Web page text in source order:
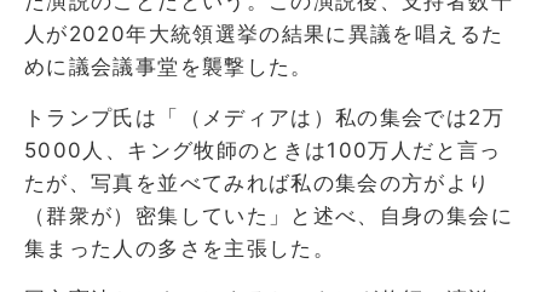
人が2020年大統領選挙の結果に異議を唱えるた
めに議会議事堂を襲撃した。
トランプ氏は「（メディアは）私の集会では2万
5000人、キング牧師のときは100万人だと言っ
たが、写真を並べてみれば私の集会の方がより
（群衆が）密集していた」と述べ、自身の集会に
集まった人の多さを主張した。